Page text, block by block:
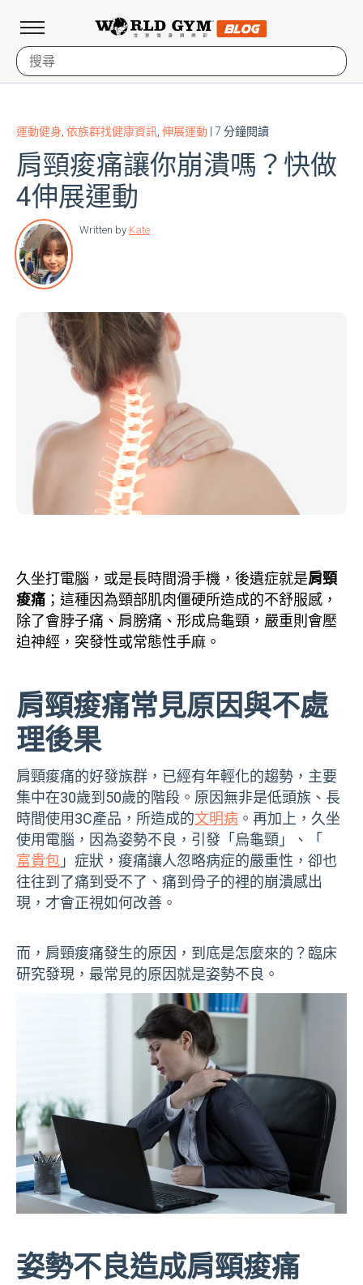
運動健身 依族群找健康資訊 伸展運動 | 7 分鐘閱讀
肩頸痠痛讓你崩潰嗎？快做
4伸展運動
Written by Kate
久坐打電腦，或是長時間滑手機，後遺症就是肩頸
痠痛 ；這種因為頸部肌肉僵硬所造成的不舒服感，
除了會脖子痛、肩膀痛、形成烏龜頸，嚴重則會壓
迫神經，突發性或常態性手麻。
肩頸痠痛常見原因與不處
理後果
肩頸痠痛的好發族群，已經有年輕化的趨勢，主要
集中在30歲到50歲的階段。原因無非是低頭族、長
時間使用3C產品，所造成的文明病 。再加上，久坐
使用電腦，因為姿勢不良，引發「烏龜頸」、「
富貴包 」症狀，痠痛讓人忽略病症的嚴重性，卻也
往往到了痛到受不了、痛到骨子的裡的崩潰感出
現，才會正視如何改善。
而，肩頸痠痛發生的原因，到底是怎麼來的？臨床
研究發現，最常見的原因就是姿勢不良。
姿勢不良造成肩頸痠痛